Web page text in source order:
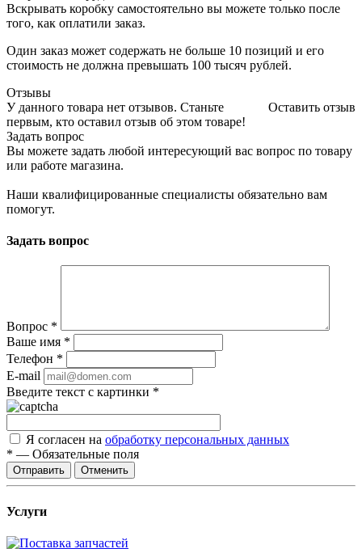
Вскрывать коробку самостоятельно вы можете только после
того, как оплатили заказ.
Один заказ может содержать не больше 10 позиций и его
стоимость не должна превышать 100 тысяч рублей.
Отзывы
Оставить отзыв
У данного товара нет отзывов. Станьте
первым, кто оставил отзыв об этом товаре!
Задать вопрос
Вы можете задать любой интересующий вас вопрос по товару
или работе магазина.
Наши квалифицированные специалисты обязательно вам
помогут.
Задать вопрос
Вопрос *
Ваше имя *
Телефон *
E-mail
Введите текст с картинки *
Я согласен на обработку персональных данных
* — Обязательные поля
Отправить Отменить
Услуги